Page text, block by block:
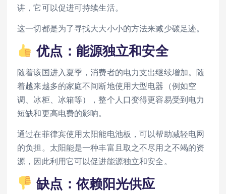
讲，它可以促进可持续生活。
这一切都是为了寻找大大小小的方法来减少碳足迹。
优点：能源独立和安全
随着该国进入夏季，消费者的电力支出继续增加。随
着越来越多的家庭不间断地使用大型电器（例如空
调、冰柜、冰箱等），整个人口变得更容易受到电力
短缺和更高电费的影响。
通过在菲律宾使用太阳能电池板，可以帮助减轻电网
的负担。太阳能是一种丰富且取之不尽用之不竭的资
源，因此利用它可以促进能源独立和安全。
缺点：依赖阳光供应